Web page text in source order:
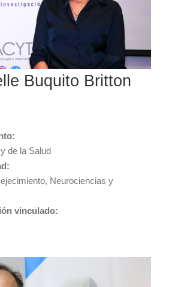
Buquito Britton
de la Salud
Neurociencias y
vinculado: